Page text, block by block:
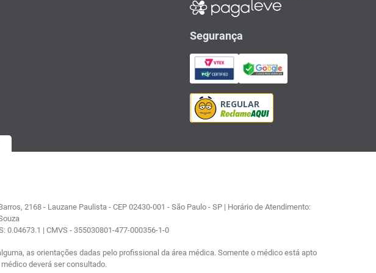
Segurança
2168 - Lauzane Paulista - CEP 02430-001 - São Paulo - SP | Horário de Atendimento:
0.04673.1 | CMVS - 355030801-477-000356-1-0
as orientações dadas pelo profissional da área médica. Somente o médico está apto
deverá ser consultado.